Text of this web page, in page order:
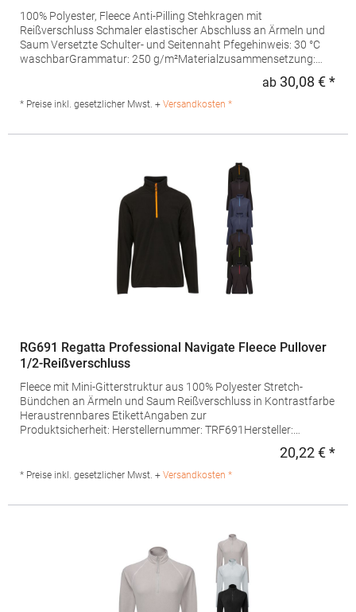
100% Polyester, Fleece Anti-Pilling Stehkragen mit
Reißverschluss Schmaler elastischer Abschluss an Ärmeln und
Saum Versetzte Schulter- und Seitennaht Pfegehinweis: 30 °C
waschbarGrammatur: 250 g/m²Materialzusammensetzung:
7921Hersteller: Promodoro Fashion GmbH Am Gatherhof 57
40472 Düsseldorf Deutschland E-Mail: info@promodoro.de
ab 30,08 € *
* Preise inkl. gesetzlicher Mwst. + Versandkosten *
RG691 Regatta Professional Navigate Fleece Pullover
1/2-Reißverschluss
Fleece mit Mini-Gitterstruktur aus 100% Polyester Stretch-
Bündchen an Ärmeln und Saum Reißverschluss in Kontrastfarbe
Heraustrennbares EtikettAngaben zur
Produktsicherheit: Herstellernummer: TRF691Hersteller:
germansalesadmin@regatta.comMaterialzusammensetzung:
20,22 € *
* Preise inkl. gesetzlicher Mwst. + Versandkosten *